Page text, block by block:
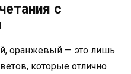
с
оранжевый — это лишь
которые отлично